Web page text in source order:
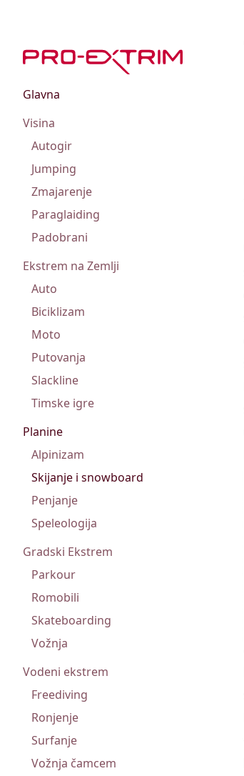
Glavna
Visina
Autogir
Jumping
Zmajarenje
Paraglaiding
Padobrani
Ekstrem na Zemlji
Auto
Biciklizam
Moto
Putovanja
Slackline
Timske igre
Planine
Alpinizam
Skijanje i snowboard
Penjanje
Speleologija
Gradski Ekstrem
Parkour
Romobili
Skateboarding
Vožnja
Vodeni ekstrem
Freediving
Ronjenje
Surfanje
Vožnja čamcem